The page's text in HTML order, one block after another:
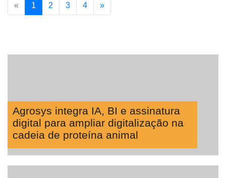
« 1 2 3 4 »
Agrosys integra IA, BI e assinatura
digital para ampliar digitalização na
cadeia de proteína animal